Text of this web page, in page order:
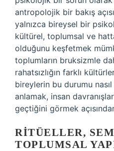
antropolojik bir bakış
yalnızca bireysel bir
kültürel, toplumsal ve
olduğunu keşfetmek
toplumların bruksizmle
rahatsızlığın farklı
bireylerin bu durumu
anlamak, insan
geçtiğini görmek
RITÜELLER,
TOPLUMSAL